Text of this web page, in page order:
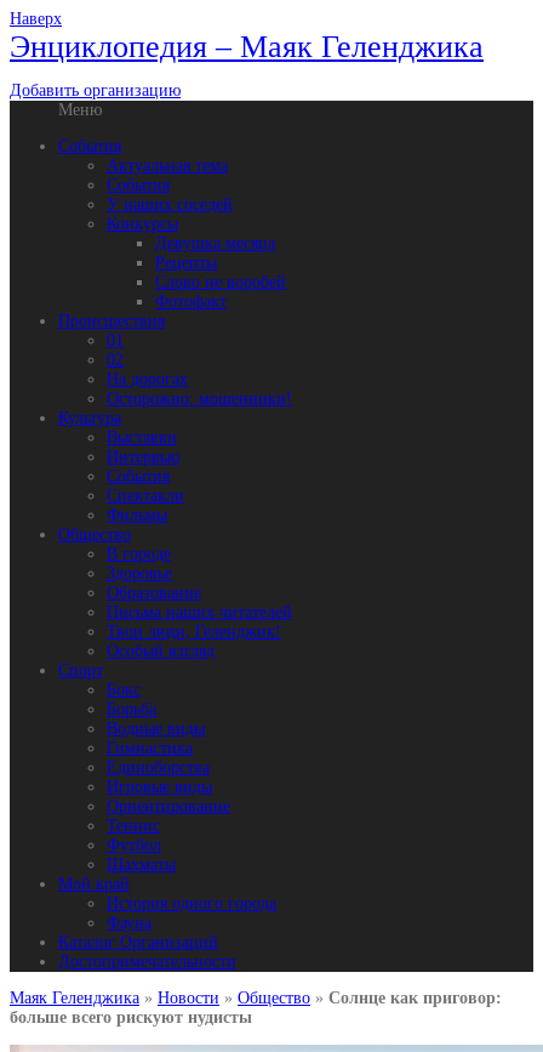
Наверх
Энциклопедия – Маяк Геленджика
Добавить организацию
Меню
События
Актуальная тема
События
У наших соседей
Конкурсы
Девушка месяца
Рецепты
Слово не воробей
Фотофакт
Происшествия
01
02
На дорогах
Осторожно: мошенники!
Культура
Выставки
Интервью
События
Спектакли
Фильмы
Общество
В городе
Здоровье
Образование
Письма наших читателей
Твои люди, Геленджик!
Особый взгляд
Спорт
Бокс
Борьба
Водные виды
Гимнастика
Единоборства
Игровые виды
Ориентирование
Теннис
Футбол
Шахматы
Мой край
История одного города
Фауна
Каталог Организаций
Достопримечательности
Маяк Геленджика » Новости » Общество » Солнце как приговор:
больше всего рискуют нудисты